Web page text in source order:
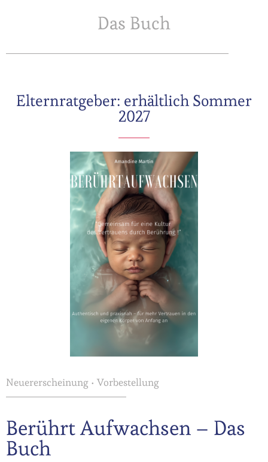
Das Buch
Elternratgeber: erhältlich Sommer
2027
Neuererscheinung • Vorbestellung
Berührt Aufwachsen – Das
Buch